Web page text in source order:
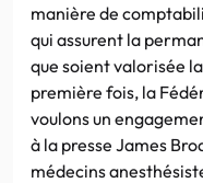
manière de
qui assurent la
que soient valorisée
première fois, la
voulons un
à la presse James
médecins